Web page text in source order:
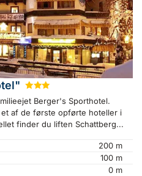
★★
Berger's Sporthotel.
af de første opførte hoteller i
finder du liften Schattberg...
200 m
100 m
0 m